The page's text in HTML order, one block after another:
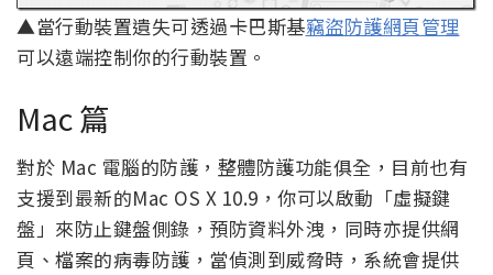
▲當行動裝置遺失可透過卡巴斯基竊盜防護網頁管理
可以遠端控制你的行動裝置。
Mac 篇
對於 Mac 電腦的防護，整體防護功能俱全，目前也有
支援到最新的Mac OS X 10.9，你可以啟動「虛擬鍵
盤」來防止鍵盤側錄，預防資料外洩，同時亦提供網
頁、檔案的病毒防護，當偵測到威脅時，系統會提供